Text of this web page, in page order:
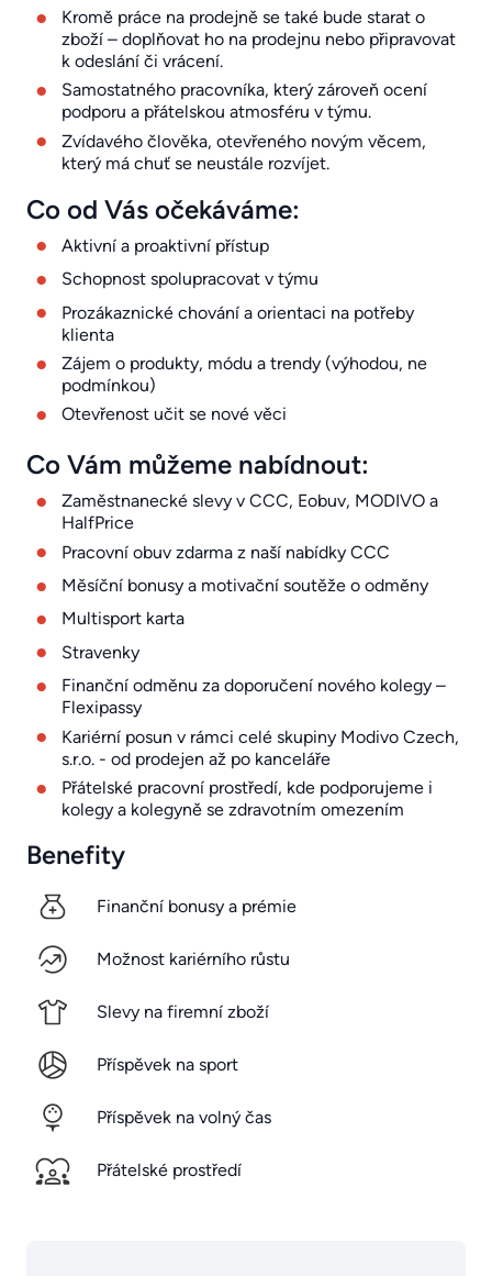
Kromě práce na prodejně se také bude starat o
zboží – doplňovat ho na prodejnu nebo připravovat
k odeslání či vrácení.
Samostatného pracovníka, který zároveň ocení
podporu a přátelskou atmosféru v týmu.
Zvídavého člověka, otevřeného novým věcem,
který má chuť se neustále rozvíjet.
Co od Vás očekáváme:
Aktivní a proaktivní přístup
Schopnost spolupracovat v týmu
Prozákaznické chování a orientaci na potřeby
klienta
Zájem o produkty, módu a trendy (výhodou, ne
podmínkou)
Otevřenost učit se nové věci
Co Vám můžeme nabídnout:
Zaměstnanecké slevy v CCC, Eobuv, MODIVO a
HalfPrice
Pracovní obuv zdarma z naší nabídky CCC
Měsíční bonusy a motivační soutěže o odměny
Multisport karta
Stravenky
Finanční odměnu za doporučení nového kolegy –
Flexipassy
Kariérní posun v rámci celé skupiny Modivo Czech,
s.r.o. - od prodejen až po kanceláře
Přátelské pracovní prostředí, kde podporujeme i
kolegy a kolegyně se zdravotním omezením
Benefity
Finanční bonusy a prémie
Možnost kariérního růstu
Slevy na firemní zboží
Příspěvek na sport
Příspěvek na volný čas
Přátelské prostředí